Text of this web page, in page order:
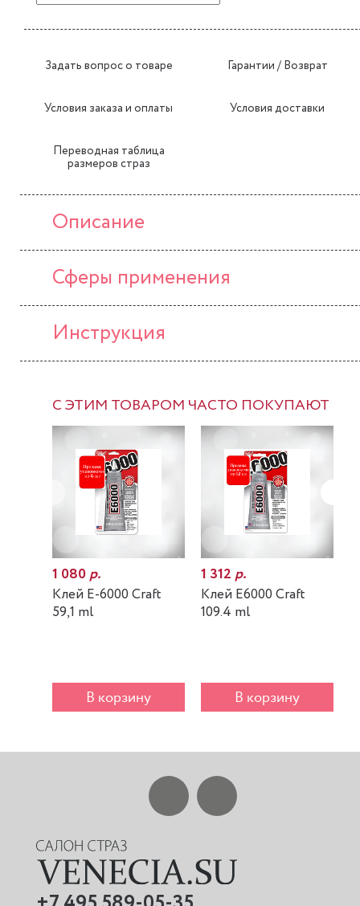
Задать вопрос о товаре Гарантии / Возврат
Условия заказа и оплаты Условия доставки
Переводная таблица
размеров страз
Описание
Сферы применения
Инструкция
С ЭТИМ ТОВАРОМ ЧАСТО ПОКУПАЮТ
1 080р.
Клей E-6000 Craft
59,1 ml
В корзину
1 312р.
Клей E6000 Craft
109.4 ml
В корзину